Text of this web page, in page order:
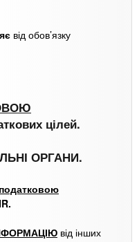
від обов’язку
цілей.
ОРГАНИ.
від інших